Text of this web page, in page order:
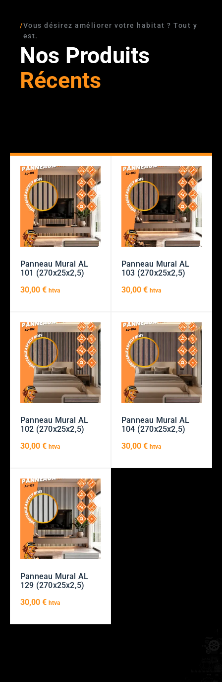
/Vous désirez améliorer votre habitat ? Tout y
est.
Nos Produits
Récents
Panneau Mural AL
101 (270x25x2,5)
30,00 € htva
Panneau Mural AL
103 (270x25x2,5)
30,00 € htva
Panneau Mural AL
102 (270x25x2,5)
30,00 € htva
Panneau Mural AL
104 (270x25x2,5)
30,00 € htva
Panneau Mural AL
129 (270x25x2,5)
30,00 € htva